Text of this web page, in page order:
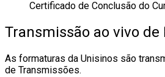
Certificado de Conclusão do
Transmissão ao vivo
As formaturas da Unisinos são
de Transmissões.